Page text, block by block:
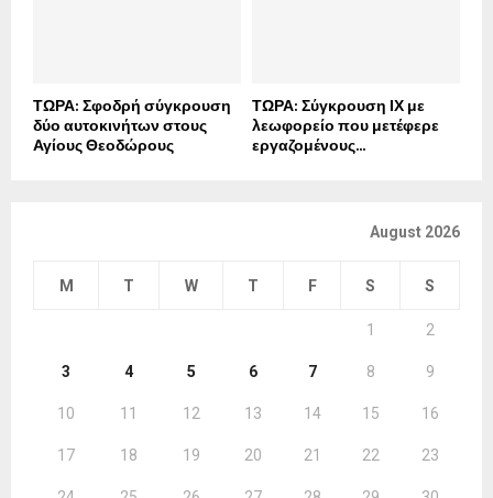
ΤΩΡΑ: Σφοδρή σύγκρουση
δύο αυτοκινήτων στους
Αγίους Θεοδώρους
ΤΩΡΑ: Σύγκρουση ΙΧ με
λεωφορείο που μετέφερε
εργαζομένους...
August 2026
M T W T F S S
1 2
3 4 5 6 7 8 9
10 11 12 13 14 15 16
17 18 19 20 21 22 23